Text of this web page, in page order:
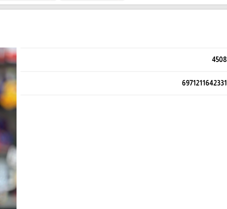
4508
6971211642331